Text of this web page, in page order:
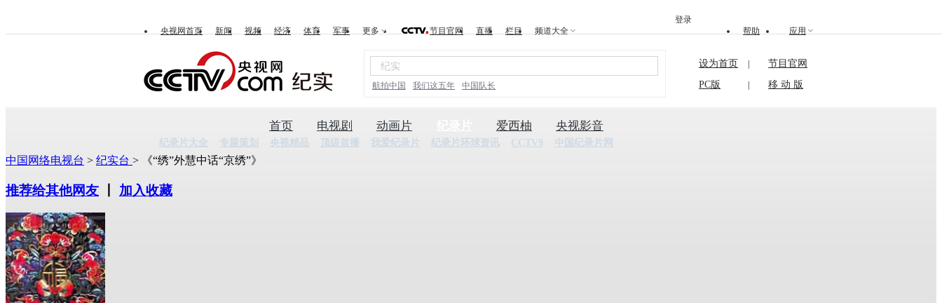
央视网首页 新闻 视频 经济 体育 军事 更多 节目官网 直播 栏目 频道大全 帮助 应用
登录
航拍中国 我们这五年 中国队长
设为首页
节目官网
PC版
移 动 版
首页 电视剧 动画片
纪录片大全 专题策划 央视精品 顶级首播 我爱纪录片 纪录片环球资讯 CCTV9 中国纪录片网
爱西柚 央视影音
中国网络电视台 > 纪实台 > 《“绣”外慧中话“京绣”》
推荐给其他网友 加入收藏